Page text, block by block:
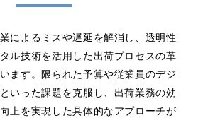
によるミスや遅延を解消し、透明性
ル技術を活用した出荷プロセスの革
ます。限られた予算や従業員のデジ
いった課題を克服し、出荷業務の効
上を実現した具体的なアプローチが